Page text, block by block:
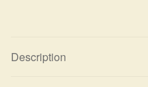
Description